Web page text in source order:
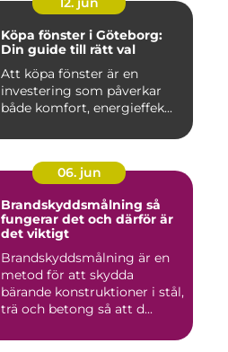
Köpa fönster i Göteborg:
Din guide till rätt val
Att köpa fönster är en
investering som påverkar
både komfort, energieffek...
06. jun
Brandskyddsmålning så
fungerar det och därför är
det viktigt
Brandskyddsmålning är en
metod för att skydda
bärande konstruktioner i stål,
trä och betong så att d...